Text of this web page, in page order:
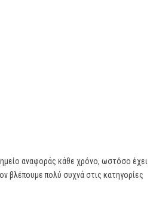
αναφοράς κάθε χρόνο, ωστόσο έχει
βλέπουμε πολύ συχνά στις κατηγορίες